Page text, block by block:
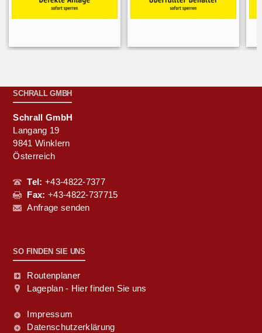
SCHRALL GMBH
Schrall GmbH
Langang 19
9841 Winklern
Österreich
Tel: +43-4822-7377
Fax: +43-4822-737715
Anfrage senden
SO FINDEN SIE UNS
Routenplaner
Lageplan - Hier finden Sie uns
Impressum
Datenschutzerklärung